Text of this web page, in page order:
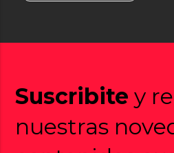
Suscribite y
nuestras